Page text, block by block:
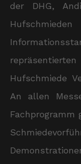
der DHG,
Hufschmiede
An allen
Fachprogramm